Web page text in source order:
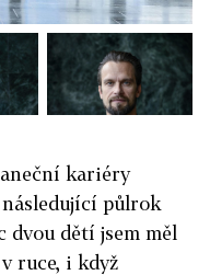
kariéry
následující půlrok
dvou dětí jsem měl
ruce, i když